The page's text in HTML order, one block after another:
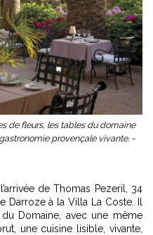
de fleurs, les tables du domaine
provençale vivante. -
de Thomas Pezeril, 34
Darroze à la Villa La Coste. Il
Domaine, avec une même
une cuisine lisible, vivante,